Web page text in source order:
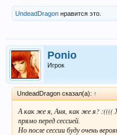
UndeadDragon нравится это.
Ponio
Игрок
UndeadDragon сказал(а): ↑
А как же я, Аня, как же я? :((((
прямо перед сессией.
Но после сессии буду очень